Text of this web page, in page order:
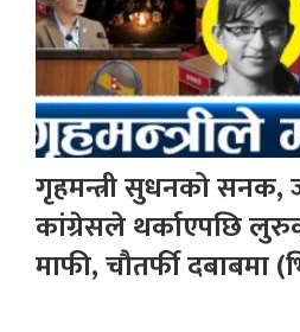
गृहमन्त्री सुधनको सनक,
कांग्रेसले थर्काएपछि
माफी, चौतर्फी दबाबमा